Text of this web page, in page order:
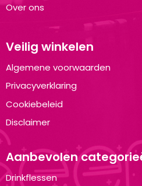
Over ons
Veilig winkelen
Algemene voorwaarden
Privacyverklaring
Cookiebeleid
Disclaimer
Aanbevolen
Drinkflessen